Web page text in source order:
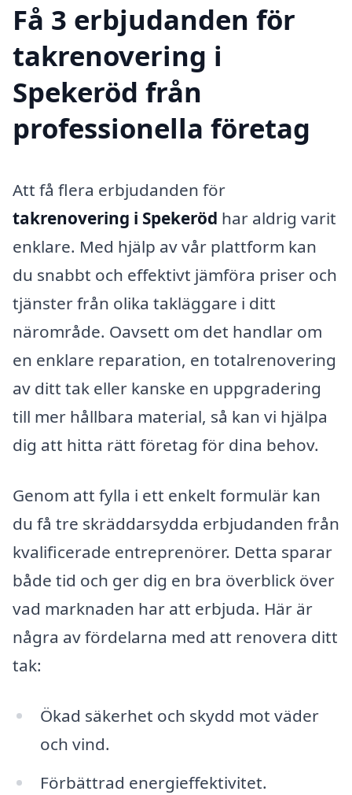
Få 3 erbjudanden för
takrenovering i
Spekeröd från
professionella företag
Att få flera erbjudanden för
takrenovering i Spekeröd har aldrig varit
enklare. Med hjälp av vår plattform kan
du snabbt och effektivt jämföra priser och
tjänster från olika takläggare i ditt
närområde. Oavsett om det handlar om
en enklare reparation, en totalrenovering
av ditt tak eller kanske en uppgradering
till mer hållbara material, så kan vi hjälpa
dig att hitta rätt företag för dina behov.
Genom att fylla i ett enkelt formulär kan
du få tre skräddarsydda erbjudanden från
kvalificerade entreprenörer. Detta sparar
både tid och ger dig en bra överblick över
vad marknaden har att erbjuda. Här är
några av fördelarna med att renovera ditt
tak:
Ökad säkerhet och skydd mot väder
och vind.
Förbättrad energieffektivitet.